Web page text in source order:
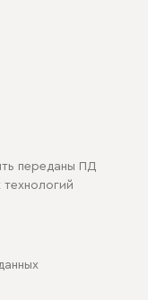
переданы ПД